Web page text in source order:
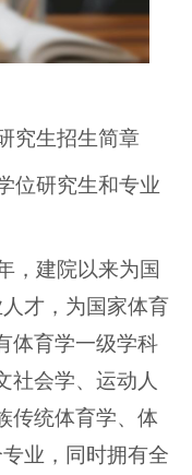
生招生简章
研究生和专业
建院以来为国
才，为国家体育
体育学一级学科
社会学、运动人
传统体育学、体
业，同时拥有全